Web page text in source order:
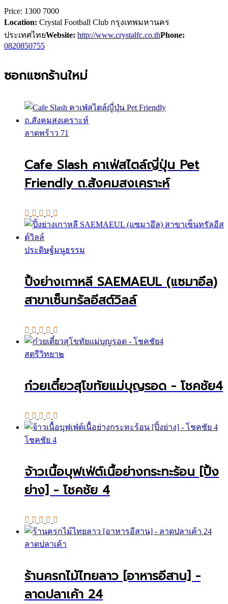
Price: 1300 7000
Location: Crystal Football Club กรุงเทพมหานคร
ประเทศไทยWebsite: http://www.crystalfc.co.thPhone:
0820850755
ซอกแซกร้านใหม่
ลาดพร้าว 71
Cafe Slash คาเฟ่สไตล์ญี่ปุ่น Pet
Friendly ถ.สังคมสงเคราะห์
ประดิษฐ์มนูธรรม
ปิ้งย่างเกาหลี SAEMAEUL (แซมาอึล)
สาขาเซ็นทรัลอีสต์วิลล์
สตรีวิทยา๒
ก๋วยเตี๋ยวสุโขทัยแม่บุญรอด - โชคชัย4
โชคชัย 4
จ้าวเนื้อบุฟเฟ่ต์เนื้อย่างกระทะร้อน [ปิ้ง
ย่าง] - โชคชัย 4
ลาดปลาเค้า
ร้านครกไม้ไทยลาว [อาหารอีสาน] -
ลาดปลาเค้า 24